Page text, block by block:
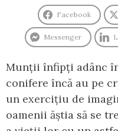
Facebook
Messenger
Munții înfipți adânc
conifere încă au pe
un exercițiu de
oamenii ăștia să se